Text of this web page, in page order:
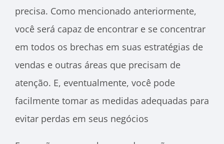
precisa. Como mencionado anteriormente,
você será capaz de encontrar e se concentrar
em todos os brechas em suas estratégias de
vendas e outras áreas que precisam de
atenção. E, eventualmente, você pode
facilmente tomar as medidas adequadas para
evitar perdas em seus negócios